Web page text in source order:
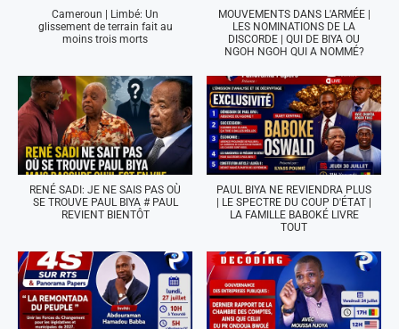
Cameroun | Limbé: Un
glissement de terrain fait au
moins trois morts
MOUVEMENTS DANS L'ARMÉE |
LES NOMINATIONS DE LA
DISCORDE | QUI DE BIYA OU
NGOH NGOH QUI A NOMMÉ?
RENÉ SADI: JE NE SAIS PAS OÙ
SE TROUVE PAUL BIYA # PAUL
REVIENT BIENTÔT
PAUL BIYA NE REVIENDRA PLUS
| LE SPECTRE DU COUP D'ÉTAT |
LA FAMILLE BABOKÉ LIVRE
TOUT